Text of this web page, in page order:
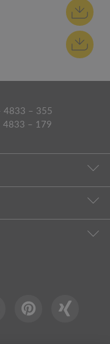
4833 – 355
4833 – 179